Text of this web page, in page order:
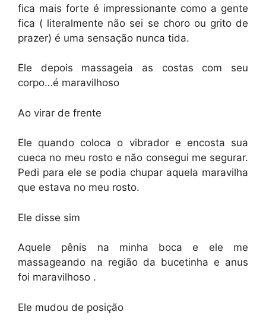
fica mais forte é impressionante como a gente
fica ( literalmente não sei se choro ou grito de
prazer) é uma sensação nunca tida.
Ele depois massageia as costas com seu
corpo…é maravilhoso
Ao virar de frente
Ele quando coloca o vibrador e encosta sua
cueca no meu rosto e não consegui me segurar.
Pedi para ele se podia chupar aquela maravilha
que estava no meu rosto.
Ele disse sim
Aquele pênis na minha boca e ele me
massageando na região da bucetinha e anus
foi maravilhoso .
Ele mudou de posição